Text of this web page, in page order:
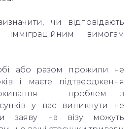
чи відповідають
імміграційним вимогам
або разом прожили не
і маєте підтвердження
- проблем з
у вас виникнути не
заяву на візу можуть